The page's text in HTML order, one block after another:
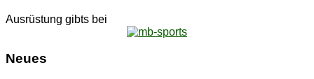
Ausrüstung gibts bei
Neu­es